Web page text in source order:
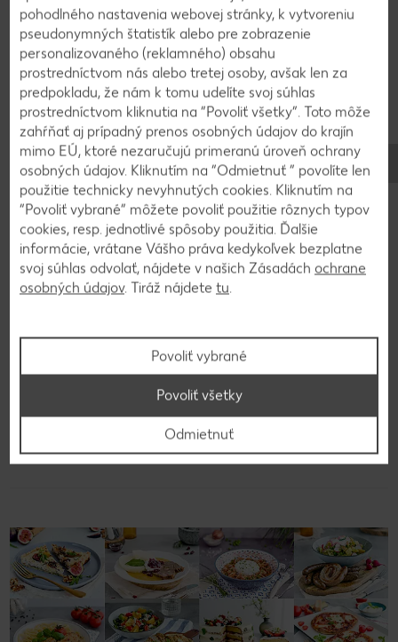
opečieme na panvici bez oleja do chrumkava. K
bôčiku pridáme mesiačiky jabĺk a spolu pečieme
asi 2 minúty.
3
Bylinky umyjeme a osušíme. Petržlenovú vňať
nahrubo nasekáme a pažítku nakrájame na malé
kúsky. Bylinky zmiešame s tvarohom a dochutíme
soľou a čiernym korením.
4
polejeme ich bylinkovým tvarohom, zmesou
pečeného bôčika a jabĺk a servírujeme.
Späť na prehľad
pohodlného nastavenia webovej stránky, k vytvoreniu
pseudonymných štatistík alebo pre zobrazenie
personalizovaného (reklamného) obsahu
prostredníctvom nás alebo tretej osoby, avšak len za
predpokladu, že nám k tomu udelíte svoj súhlas
prostredníctvom kliknutia na “Povoliť všetky”. Toto môže
zahŕňať aj prípadný prenos osobných údajov do krajín
mimo EÚ, ktoré nezaručujú primeranú úroveň ochrany
osobných údajov. Kliknutím na “Odmietnuť ” povolíte len
použitie technicky nevyhnutých cookies. Kliknutím na
“Povoliť vybrané” môžete povoliť použitie rôznych typov
cookies, resp. jednotlivé spôsoby použitia. Ďalšie
informácie, vrátane Vášho práva kedykoľvek bezplatne
svoj súhlas odvolať, nájdete v našich Zásadách ochrane
osobných údajov. Tiráž nájdete tu.
Povoliť vybrané
Odmietnuť
Povoliť všetky